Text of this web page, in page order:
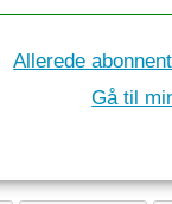
Allerede
Gå til